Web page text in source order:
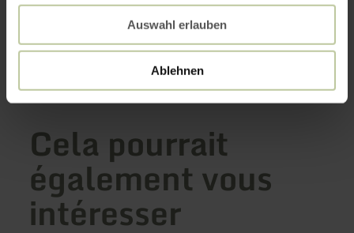
Auswahl erlauben
Ablehnen
E-mail
Planifier votre arrivée
Afficher sur la carte
Cela pourrait
également vous
intéresser